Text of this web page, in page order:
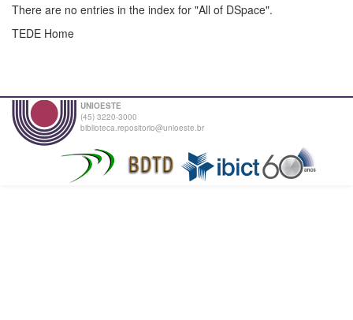
There are no entries in the index for "All of DSpace".
TEDE Home
UNIOESTE
(45) 3220-3000
biblioteca.repositorio@unioeste.br